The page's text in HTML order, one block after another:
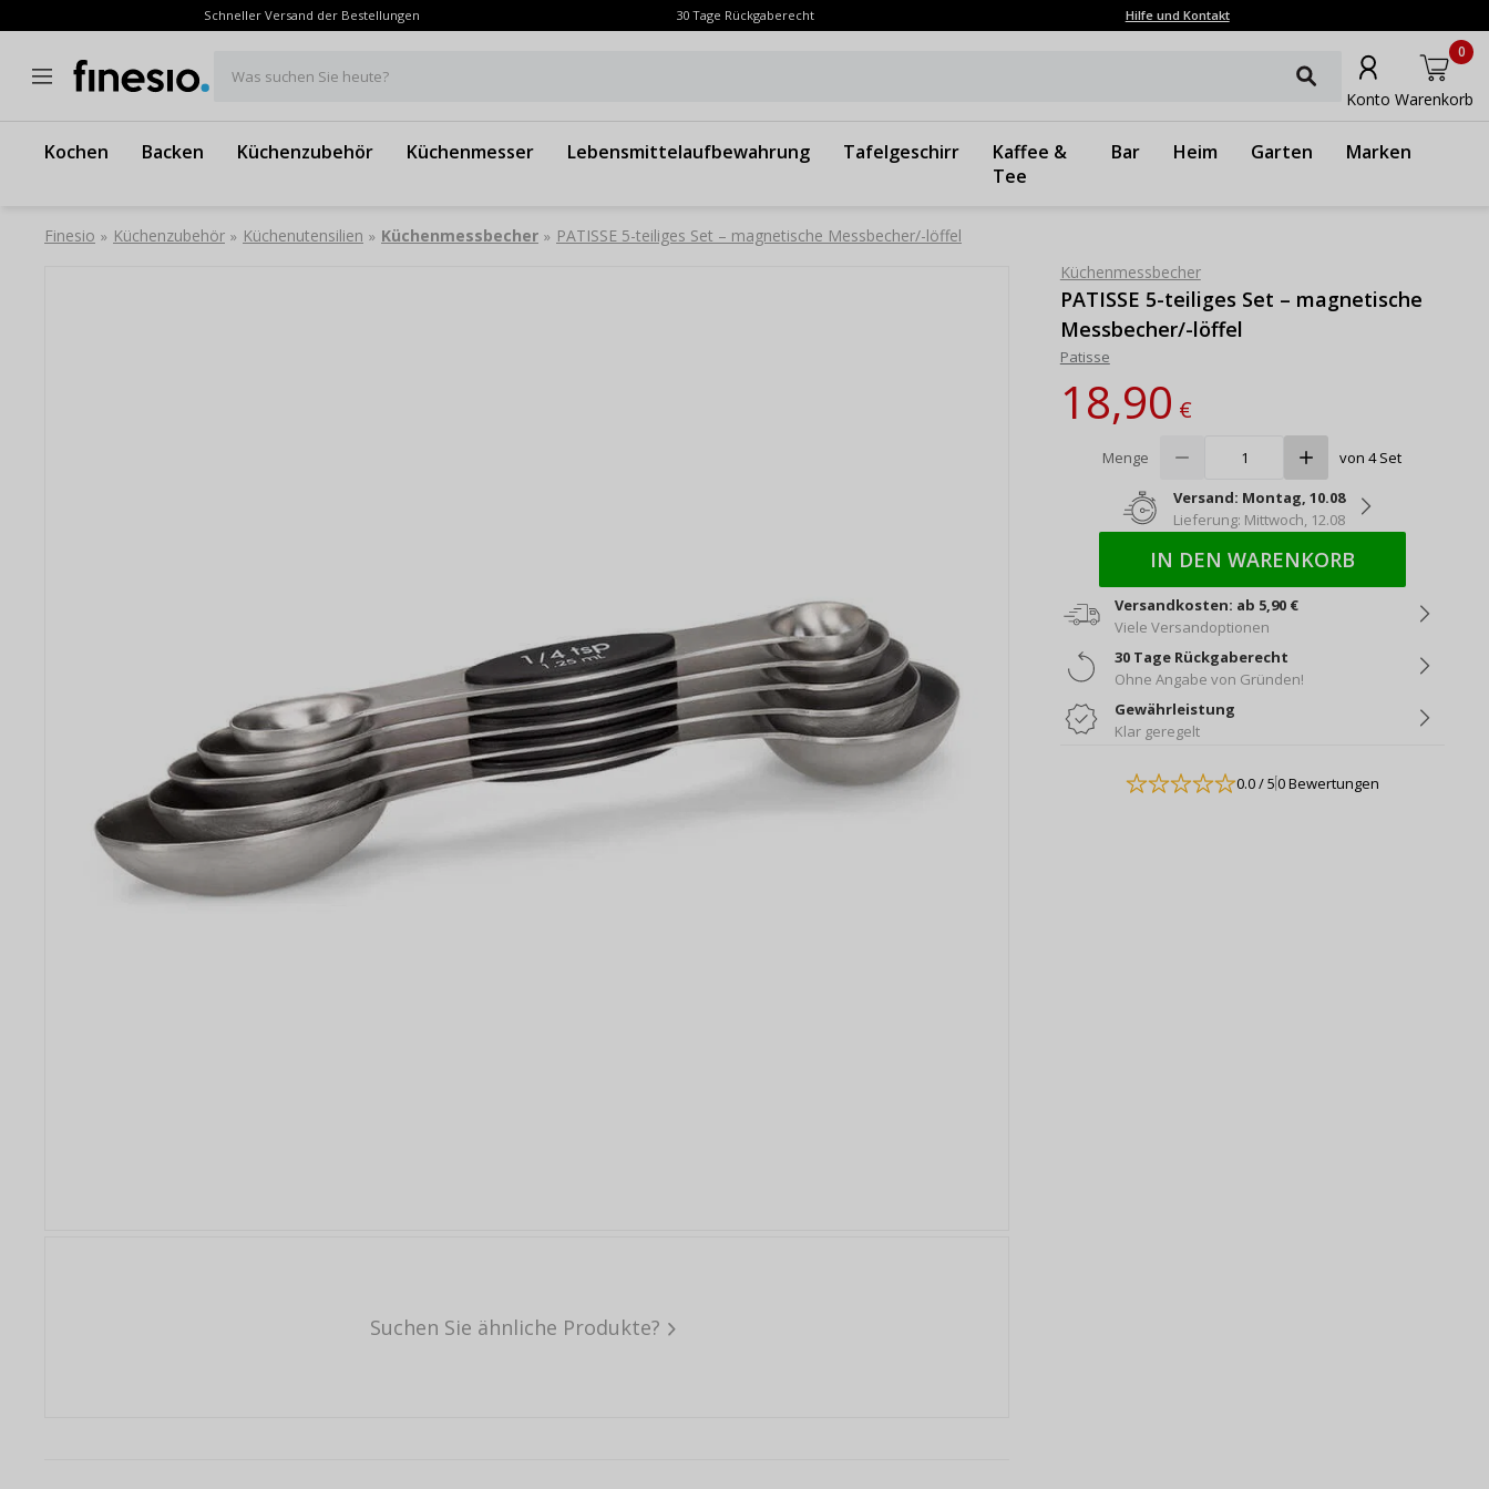
Schneller Versand der Bestellungen 30 Tage Rückgaberecht Hilfe und Kontakt
Was suchen Sie heute?
Konto Warenkorb
0
Kochen Backen Küchenzubehör Küchenmesser Lebensmittelaufbewahrung Tafelgeschirr
Kaffee &
Tee
Bar Heim Garten Marken
Finesio » Küchenzubehör » Küchenutensilien » Küchenmessbecher » PATISSE 5-teiliges Set – magnetische Messbecher/-löffel
Suchen Sie ähnliche Produkte?
Küchenmessbecher
PATISSE 5-teiliges Set – magnetische
Messbecher/-löffel
Patisse
18,90€
Menge von 4 Set
Versand: Montag, 10.08
Lieferung: Mittwoch, 12.08
IN DEN WARENKORB
Versandkosten: ab 5,90 €
Viele Versandoptionen
30 Tage Rückgaberecht
Ohne Angabe von Gründen!
Gewährleistung
Klar geregelt
0.0/ 50 Bewertungen